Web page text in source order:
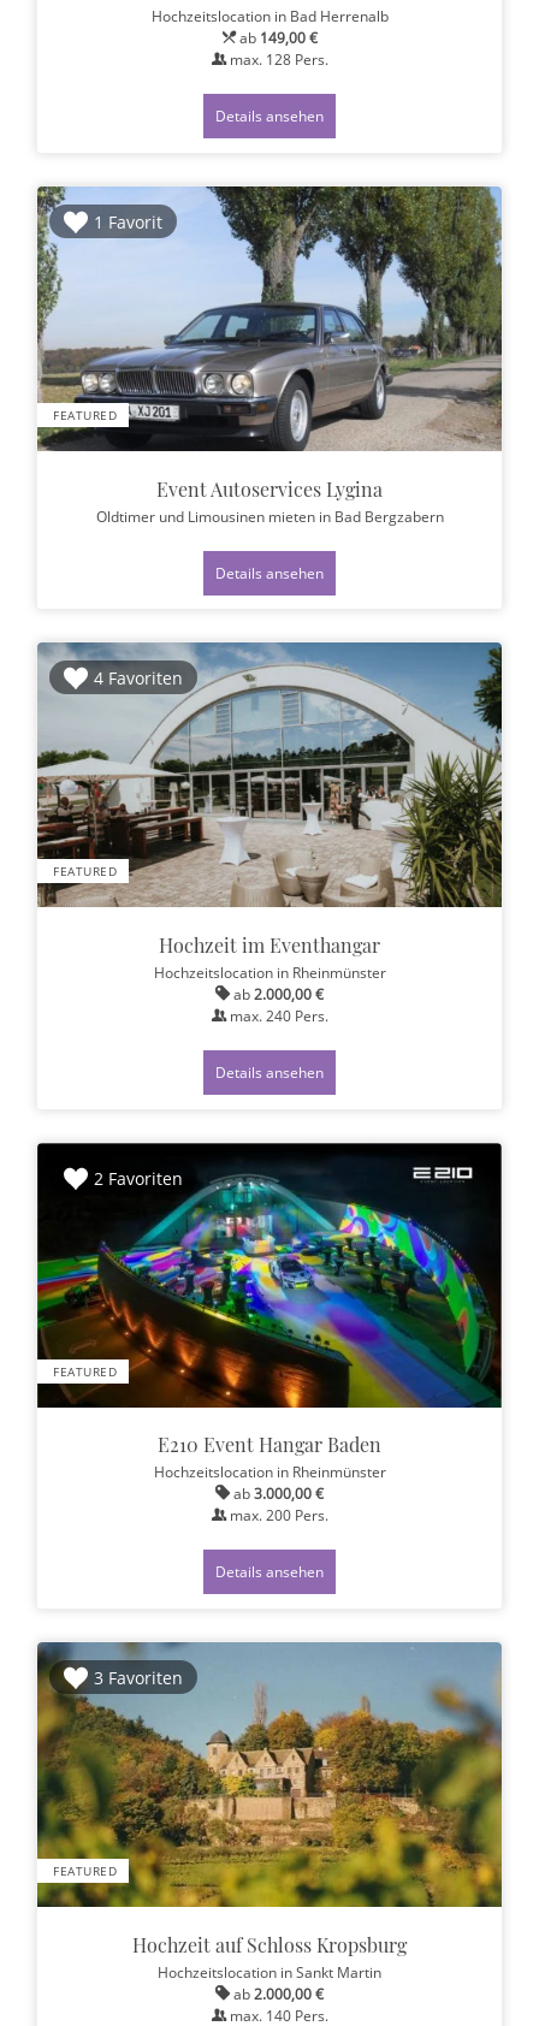
Hochzeitslocation in Bad Herrenalb
ab 149,00 €
max. 128Pers.
Details ansehen
1 Favorit
FEATURED
Event Autoservices Lygina
Oldtimer und Limousinen mieten in Bad Bergzabern
Details ansehen
4 Favoriten
FEATURED
Hochzeit im Eventhangar
Hochzeitslocation in Rheinmünster
ab2.000,00 €
max. 240Pers.
Details ansehen
2 Favoriten
FEATURED
E210 Event Hangar Baden
Hochzeitslocation in Rheinmünster
ab3.000,00 €
max.200Pers.
Details ansehen
3 Favoriten
FEATURED
Hochzeit auf Schloss Kropsburg
Hochzeitslocation in Sankt Martin
ab2.000,00 €
max. 140Pers.